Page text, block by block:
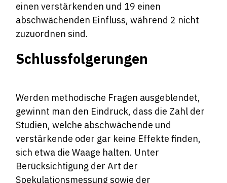
einen verstärkenden und 19 einen
abschwächenden Einfluss, während 2 nicht
zuzuordnen sind.
Schlussfolgerungen
Werden methodische Fragen ausgeblendet,
gewinnt man den Eindruck, dass die Zahl der
Studien, welche abschwächende und
verstärkende oder gar keine Effekte finden,
sich etwa die Waage halten. Unter
Berücksichtigung der Art der
Spekulationsmessung sowie der